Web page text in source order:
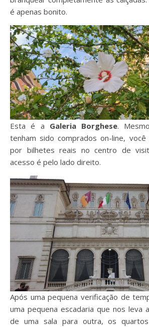
é apenas bonito.
Esta é a Galeria Borghese.
tenham sido comprados on-line,
por bilhetes reais no centro de
acesso é pelo lado direito.
Após uma pequena verificação de
uma pequena escadaria que nos leva
de uma sala para outra, os